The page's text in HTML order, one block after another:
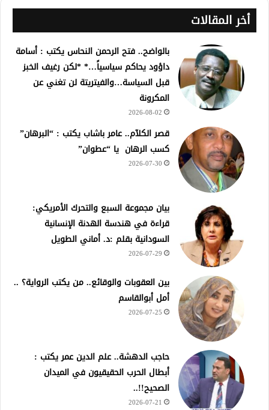
أخر المقالات
بالواضح.. فتح الرحمن النحاس يكتب : أسامة
داؤود يحاكم سياسياً…* *لكن رغيف الخبز
قبل السياسة…والفيتريتة لن تغني عن
المكرونة
2026-08-02
قصر الكلآم.. عامر باشاب يكتب : “البرهان”
كسب الرهان يا “عطوان”
2026-07-30
بيان مجموعة السبع والتحرك الأمريكي:
قراءة في هندسة الهدنة الإنسانية
السودانية بقلم :د. أماني الطويل
2026-07-29
بين العقوبات والوقائع.. من يكتب الرواية؟ ..
أمل أبوالقاسم
2026-07-25
حاجب الدهشة.. علم الدين عمر يكتب :
أبطال الحرب الحقيقيون في الميدان
الصحيح!!..
2026-07-21